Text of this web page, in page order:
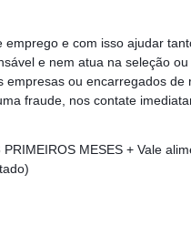
e com isso ajudar
e nem atua na seleção
empresas ou encarregados de
fraude, nos contate
MESES + Vale